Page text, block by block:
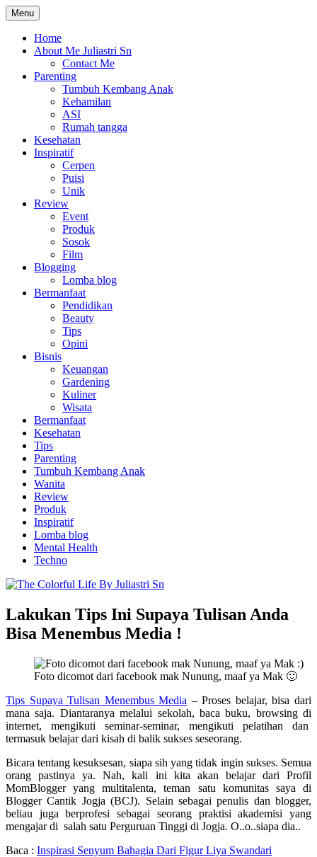
Skip
to
content
The Colorful Life By Juliastri Sn
Lifestyle Blog
Menu
Home
About Me Juliastri Sn
Contact Me
Parenting
Tumbuh Kembang Anak
Kehamilan
ASI
Rumah tangga
Kesehatan
Inspiratif
Cerpen
Puisi
Unik
Review
Event
Produk
Sosok
Film
Blogging
Lomba blog
Bermanfaat
Pendidikan
Beauty
Tips
Opini
Bisnis
Keuangan
Gardening
Kuliner
Wisata
Bermanfaat
Kesehatan
Tips
Parenting
Tumbuh Kembang Anak
Wanita
Review
Produk
Inspiratif
Lomba blog
Mental Health
Techno
Lakukan Tips Ini Supaya Tulisan Anda
Bisa Menembus Media !
Foto dicomot dari facebook mak Nunung, maaf ya Mak 🙂
Tips Supaya Tulisan Menembus Media – Proses belajar, bisa dari
mana saja. Diantaranya melalui sekolah, baca buku, browsing di
internet, mengikuti seminar-seminar, mengikuti pelatihan dan
termasuk belajar dari kisah di balik sukses seseorang.
Bicara tentang kesuksesan, siapa sih yang tidak ingin sukses. Semua
orang pastinya ya. Nah, kali ini kita akan belajar dari Profil
MomBlogger yang multitalenta, teman satu komunitas saya di
Blogger Cantik Jogja (BCJ). Selain sebagai penulis dan blogger,
beliau juga berprofesi sebagai seorang praktisi akademisi yang
mengajar di salah satu Perguruan Tinggi di Jogja. O..o..siapa dia..
Baca : Inspirasi Senyum Bahagia Dari Figur Liya Swandari